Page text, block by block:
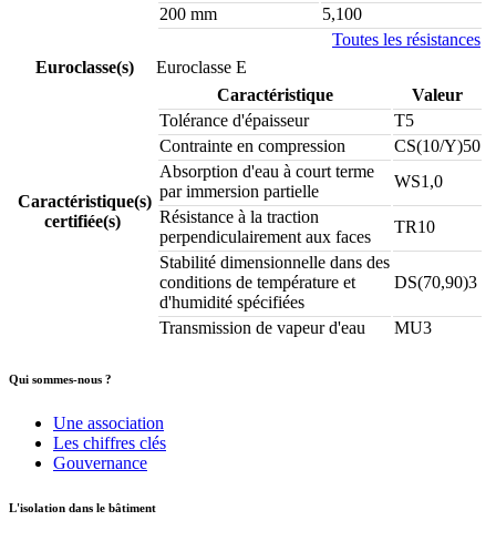
200 mm
5,100
Toutes les résistances
Euroclasse(s)
Euroclasse E
Caractéristique(s)
certifiée(s)
Caractéristique
Valeur
Tolérance d'épaisseur
T5
Contrainte en compression
CS(10/Y)50
Absorption d'eau à court terme
par immersion partielle
WS1,0
Résistance à la traction
perpendiculairement aux faces
TR10
Stabilité dimensionnelle dans des
conditions de température et
d'humidité spécifiées
DS(70,90)3
Transmission de vapeur d'eau MU3
Qui sommes-nous ?
Une association
Les chiffres clés
Gouvernance
L'isolation dans le bâtiment